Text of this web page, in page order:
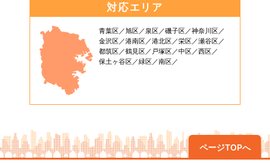
対応エリア
青葉区 旭区 泉区 磯子区
神奈川区
金沢区
港南区 港北区 栄区
瀬谷区
都筑区
鶴見区 戸塚区 中区
西区
保土ヶ谷区
緑区 南区
ページTOPへ